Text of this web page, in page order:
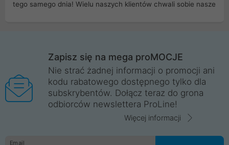
tego samego dnia! Wielu naszych klientów chwali sobie nasze
Wrocław, Poznań, Legnica, Katowice, Gliwice, Kalisz, Bytom,
Trzebnica, Opole. Szybka i profesjonalna obsługa!
ProLine to polska firma ze 100% polskim kapitałem. Działamy
legalnie i płacimy podatki w naszym kraju! Posiadamy siedzibę
główną w Mirkowie oraz salony na terenie kraju. Cała
komunikacja ze sklepem komputerowym ProLine jest
danych osobowych. Dlatego zakup notebooka albo laptopa w
Zapisz się na mega proMOCJE
Nie strać żadnej informacji o promocji ani
kodu rabatowego dostępnego tylko dla
subskrybentów. Dołącz teraz do grona
odbiorców newslettera ProLine!
Więcej informacji
Email